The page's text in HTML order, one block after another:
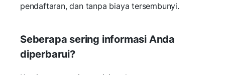
pendaftaran, dan tanpa biaya tersembunyi.
Seberapa sering informasi Anda
diperbarui?